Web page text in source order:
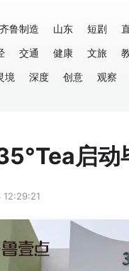
齐鲁制造 山东 短剧
交通 健康 文旅
境 深度 创意 观察
启